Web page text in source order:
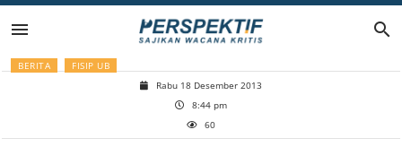
ke
BERITA FISIP UB
Rabu 18 Desember 2013
8:44 pm
60